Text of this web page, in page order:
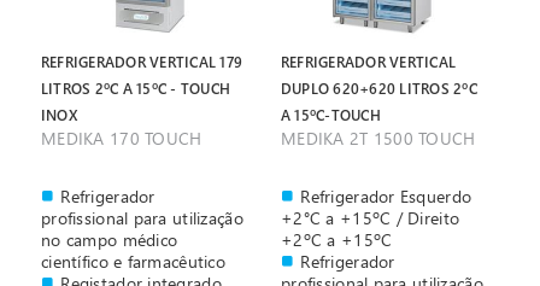
camadas de vidro
Controlo digital por
microprocessador 'ECT-F
Control Touch' com
camadas de vidro
Controlo digital por
microprocessador 'ECT-F
Control Touch' com
REFRIGERADOR VERTICAL 179
LITROS 2ºC A 15ºC - TOUCH
INOX
MEDIKA 170 TOUCH
Refrigerador
profissional para utilização
no campo médico
científico e farmacêutico
REFRIGERADOR VERTICAL
DUPLO 620+620 LITROS 2ºC
A 15ºC-TOUCH
MEDIKA 2T 1500 TOUCH
Refrigerador Esquerdo
+2°C a +15ºC / Direito
+2ºC a +15ºC
Refrigerador